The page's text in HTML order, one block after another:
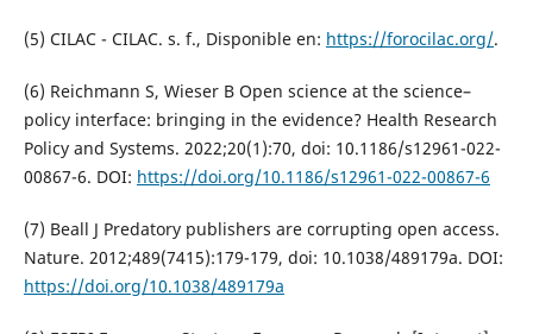
(5) CILAC - CILAC. s. f., Disponible en: https://forocilac.org/.
(6) Reichmann S, Wieser B Open science at the science–
policy interface: bringing in the evidence? Health Research
Policy and Systems. 2022;20(1):70, doi: 10.1186/s12961-022-
00867-6. DOI: https://doi.org/10.1186/s12961-022-00867-6
(7) Beall J Predatory publishers are corrupting open access.
Nature. 2012;489(7415):179-179, doi: 10.1038/489179a. DOI:
https://doi.org/10.1038/489179a